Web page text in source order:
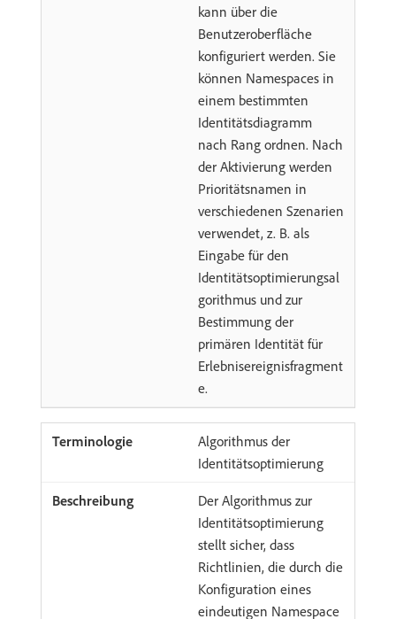
kann über die
Benutzeroberfläche
konfiguriert werden. Sie
können Namespaces in
einem bestimmten
Identitätsdiagramm
nach Rang ordnen. Nach
der Aktivierung werden
Prioritätsnamen in
verschiedenen Szenarien
verwendet, z. B. als
Eingabe für den
Identitätsoptimierungsal
gorithmus und zur
Bestimmung der
primären Identität für
Erlebnisereignisfragment
e.
Algorithmus der
Identitätsoptimierung
Der Algorithmus zur
Identitätsoptimierung
stellt sicher, dass
Richtlinien, die durch die
Konfiguration eines
eindeutigen Namespace